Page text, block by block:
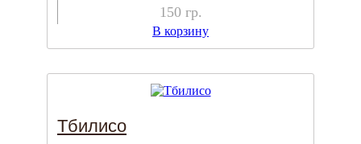
150 гр.
В корзину
Тбилисо